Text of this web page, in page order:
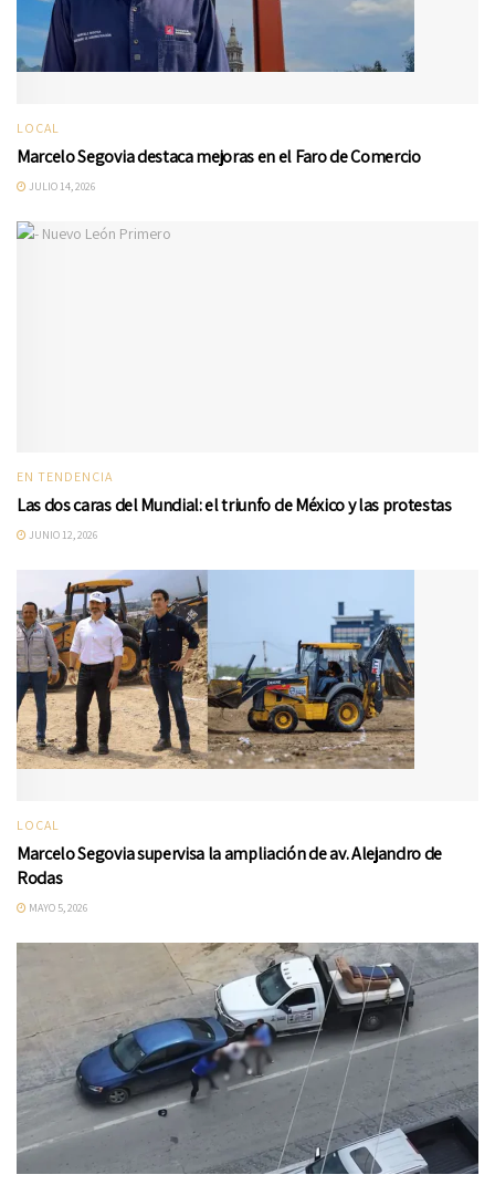
LOCAL
Marcelo Segovia destaca mejoras en el Faro de Comercio
JULIO 14, 2026
EN TENDENCIA
Las dos caras del Mundial: el triunfo de México y las protestas
JUNIO 12, 2026
LOCAL
Marcelo Segovia supervisa la ampliación de av. Alejandro de
Rodas
MAYO 5, 2026